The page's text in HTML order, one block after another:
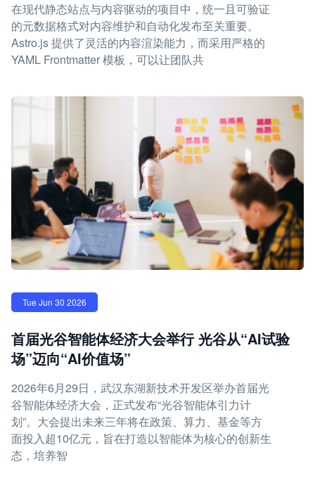
在现代静态站点与内容驱动的项目中，统一且可验证
的元数据格式对内容维护和自动化发布至关重要。
Astro.js 提供了灵活的内容渲染能力，而采用严格的
YAML Frontmatter 模板，可以让团队共
Tue Jun 30 2026
首届光谷智能体经济大会举行 光谷从“AI试验
场”迈向“AI价值场”
2026年6月29日，武汉东湖新技术开发区举办首届光
谷智能体经济大会，正式发布“光谷智能体引力计
划”。大会提出未来三年将在政策、算力、基金等方
面投入超10亿元，旨在打造以智能体为核心的创新生
态，培养智